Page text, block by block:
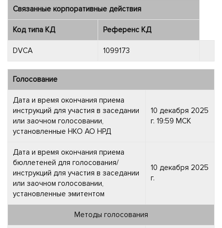
Связанные корпоративные действия
Код типа КД Референс КД
DVCA 1099173
Голосование
Дата и время окончания приема
инструкций для участия в заседании
или заочном голосовании,
установленные НКО АО НРД
10 декабря 2025
г. 19:59 МСК
Дата и время окончания приема
бюллетеней для голосования/
инструкций для участия в заседании
или заочном голосовании,
установленные эмитентом
10 декабря 2025
г.
Методы голосования